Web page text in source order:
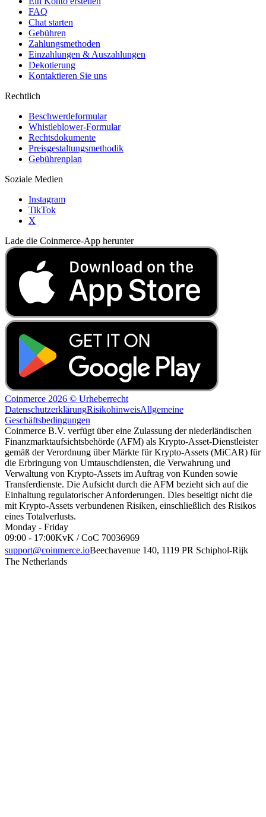
FAQ
Chat starten
Gebühren
Zahlungsmethoden
Einzahlungen & Auszahlungen
Dekotierung
Kontaktieren Sie uns
Rechtlich
Beschwerdeformular
Whistleblower-Formular
Rechtsdokumente
Preisgestaltungsmethodik
Gebührenplan
Soziale Medien
Instagram
TikTok
X
Lade die Coinmerce-App herunter
Coinmerce 2026 © Urheberrecht
DatenschutzerklärungRisikohinweisAllgemeine
Geschäftsbedingungen
Coinmerce B.V. verfügt über eine Zulassung der niederländischen
Finanzmarktaufsichtsbehörde (AFM) als Krypto-Asset-Dienstleister
gemäß der Verordnung über Märkte für Krypto-Assets (MiCAR) für
die Erbringung von Umtauschdiensten, die Verwahrung und
Verwaltung von Krypto-Assets im Auftrag von Kunden sowie
Transferdienste. Die Aufsicht durch die AFM bezieht sich auf die
Einhaltung regulatorischer Anforderungen. Dies beseitigt nicht die
mit Krypto-Assets verbundenen Risiken, einschließlich des Risikos
eines Totalverlusts.
Monday - Friday
09:00 - 17:00KvK / CoC 70036969
support@coinmerce.ioBeechavenue 140, 1119 PR Schiphol-Rijk
The Netherlands